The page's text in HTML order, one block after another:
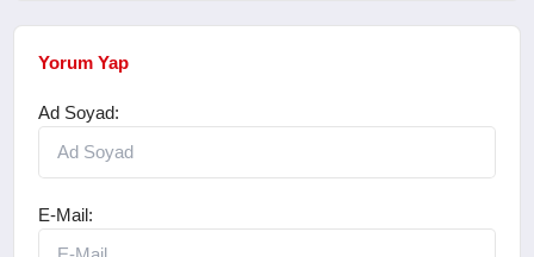
Yorum Yap
Ad Soyad:
E-Mail: